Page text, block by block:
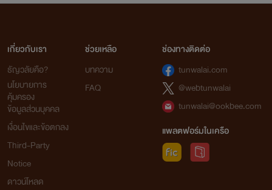
เกี่ยวกับเรา
ธัญวลัยคือ?
นโยบายการ
คุ้มครอง
ข้อมูลส่วนบุคคล
เงื่อนไขและข้อตกลง
Third-Party
Notice
ดาวน์โหลด
ช่วยเหลือ
บทความ
FAQ
ช่องทางติดต่อ
tunwalai.com
@webtunwalai
tunwalai@ookbee.com
แพลตฟอร์มในเครือ